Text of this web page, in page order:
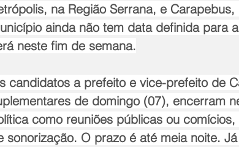
na Região Serrana, e
ainda não tem data definida para
neste fim de semana.
candidatos a prefeito e vice-prefeito de
de domingo (07), encerram
como reuniões públicas ou
sonorização. O prazo é até meia noite.